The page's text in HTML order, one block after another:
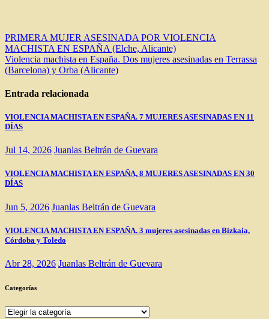
Navegación
de
entradas
PRIMERA MUJER ASESINADA POR VIOLENCIA
MACHISTA EN ESPAÑA (Elche, Alicante)
Violencia machista en España. Dos mujeres asesinadas en Terrassa
(Barcelona) y Orba (Alicante)
Entrada relacionada
VIOLENCIA MACHISTA EN ESPAÑA. 7 MUJERES ASESINADAS EN 11
DÍAS
Jul 14, 2026 Juanlas Beltrán de Guevara
VIOLENCIA MACHISTA EN ESPAÑA, 8 MUJERES ASESINADAS EN 30
DÍAS
Jun 5, 2026 Juanlas Beltrán de Guevara
VIOLENCIA MACHISTA EN ESPAÑA. 3 mujeres asesinadas en Bizkaia,
Córdoba y Toledo
Abr 28, 2026 Juanlas Beltrán de Guevara
Categorías
Categorías